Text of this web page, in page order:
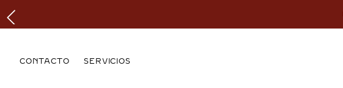
CONTACTO SERVICIOS